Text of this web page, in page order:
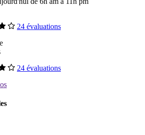
24 évaluations
24 évaluations